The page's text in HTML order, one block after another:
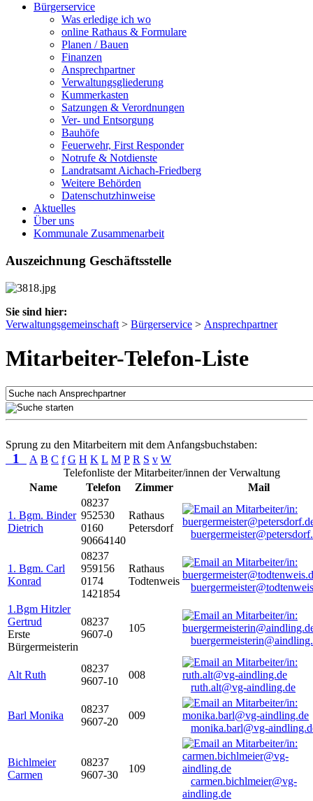
Bürgerservice
Was erledige ich wo
online Rathaus & Formulare
Planen / Bauen
Finanzen
Ansprechpartner
Verwaltungsgliederung
Kummerkasten
Satzungen & Verordnungen
Ver- und Entsorgung
Bauhöfe
Feuerwehr, First Responder
Notrufe & Notdienste
Landratsamt Aichach-Friedberg
Weitere Behörden
Datenschutzhinweise
Aktuelles
Über uns
Kommunale Zusammenarbeit
Auszeichnung Geschäftsstelle
Sie sind hier:
Verwaltungsgemeinschaft > Bürgerservice > Ansprechpartner
Mitarbeiter-Telefon-Liste
Sprung zu den Mitarbeitern mit dem Anfangsbuchstaben:
1 A B C f G H K L M P R S v W
Telefonliste der Mitarbeiter/innen der Verwaltung
Name
Telefon Zimmer Mail
1. Bgm. Binder
Dietrich
08237
952530
0160
90664140
Rathaus
Petersdorf
1. Bgm. Carl
Konrad
08237
959156
0174
1421854
Rathaus
Todtenweis
1.Bgm Hitzler
Gertrud
Erste
Bürgermeisterin
08237
9607-0
105
Alt Ruth
08237
9607-10
008
ruth.alt@vg-aindling.de
Barl Monika
08237
9607-20
009
monika.barl@vg-
Bichlmeier
Carmen
08237
9607-30
109
carmen.bichlmeier@vg-
aindling.de